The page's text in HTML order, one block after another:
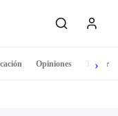
Opiniones Tráiler